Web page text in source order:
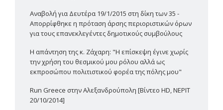
Αναβολή για Δευτέρα 19/1/2015 στη δίκη των 35 -
Απορρίφθηκε η πρόταση άρσης περιοριστικών όρων
για τους επανεκλεγέντες δημοτικούς συμβούλους
Η απάντηση της κ. Ζάχαρη: "Η επίσκεψη έγινε χωρίς
την χρήση του θεσμικού μου ρόλου αλλά ως
εκπροσώπου πολιτιστικού φορέα της πόλης μου"
Run Greece στην Αλεξανδρούπολη [Βίντεο HD, ΝΕΡΙΤ
20/10/2014]